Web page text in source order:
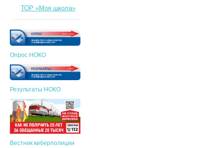
ТОР «Моя школа»
Опрос НОКО
Результаты НОКО
Вестник киберполиции